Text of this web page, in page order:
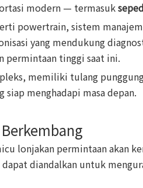
modern — termasuk
powertrain, sistem
yang mendukung
permintaan tinggi saat ini.
memiliki tulang
menghadapi masa depan.
lonjakan permintaan akan
dapat diandalkan untuk